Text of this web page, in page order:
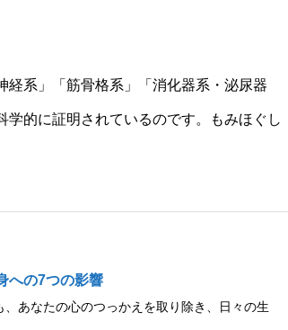
経系」「筋骨格系」「消化器系・泌尿器
的に証明されているのです。もみほぐし
への7つの影響
あなたの心のつっかえを取り除き、日々の生